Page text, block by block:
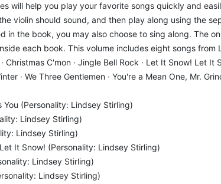
will help you play your favorite songs quickly and
violin should sound, and then play along using the
in the book, you may also choose to sing along. The
each book. This volume includes eight songs from
Christmas C'mon · Jingle Bell Rock · Let It Snow! Let It
· We Three Gentlemen · You're a Mean One, Mr.
You (Personality: Lindsey Stirling)
Lindsey Stirling)
Lindsey Stirling)
It Snow! (Personality: Lindsey Stirling)
Lindsey Stirling)
Lindsey Stirling)